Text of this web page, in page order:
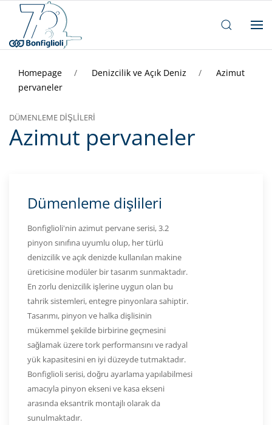
Homepage Denizcilik ve Açık Deniz
Azimut
pervaneler
DÜMENLEME DIŞLILERI
Azimut pervaneler
Dümenleme dişlileri
Bonfiglioli'nin azimut pervane serisi, 3.2
pinyon sınıfına uyumlu olup, her türlü
denizcilik ve açık denizde kullanılan makine
üreticisine modüler bir tasarım sunmaktadır.
En zorlu denizcilik işlerine uygun olan bu
tahrik sistemleri, entegre pinyonlara sahiptir.
Tasarımı, pinyon ve halka dişlisinin
mükemmel şekilde birbirine geçmesini
sağlamak üzere tork performansını ve radyal
yük kapasitesini en iyi düzeyde tutmaktadır.
Bonfiglioli serisi, doğru ayarlama yapılabilmesi
amacıyla pinyon ekseni ve kasa ekseni
arasında eksantrik montajlı olarak da
sunulmaktadır.